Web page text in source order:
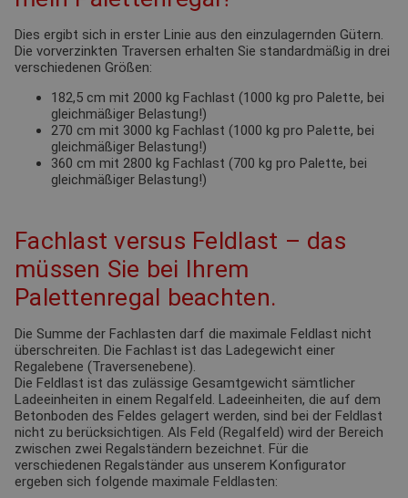
Dies ergibt sich in erster Linie aus den einzulagernden Gütern.
Die vorverzinkten Traversen erhalten Sie standardmäßig in drei
verschiedenen Größen:
182,5 cm mit 2000 kg Fachlast (1000 kg pro Palette, bei
gleichmäßiger Belastung!)
270 cm mit 3000 kg Fachlast (1000 kg pro Palette, bei
gleichmäßiger Belastung!)
360 cm mit 2800 kg Fachlast (700 kg pro Palette, bei
gleichmäßiger Belastung!)
Fachlast versus Feldlast – das
müssen Sie bei Ihrem
Palettenregal beachten.
Die Summe der Fachlasten darf die maximale Feldlast nicht
überschreiten. Die Fachlast ist das Ladegewicht einer
Regalebene (Traversenebene).
Die Feldlast ist das zulässige Gesamtgewicht sämtlicher
Ladeeinheiten in einem Regalfeld. Ladeeinheiten, die auf dem
Betonboden des Feldes gelagert werden, sind bei der Feldlast
nicht zu berücksichtigen. Als Feld (Regalfeld) wird der Bereich
zwischen zwei Regalständern bezeichnet. Für die
verschiedenen Regalständer aus unserem Konfigurator
ergeben sich folgende maximale Feldlasten: